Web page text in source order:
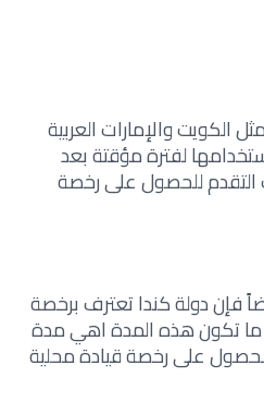
الكويت والإمارات العربية
لفترة مؤقتة بعد
التقدم للحصول على رخصة
فإن دولة كندا تعترف برخصة
ما تكون هذه المدة اهي مدة
للحصول على رخصة قيادة محلية